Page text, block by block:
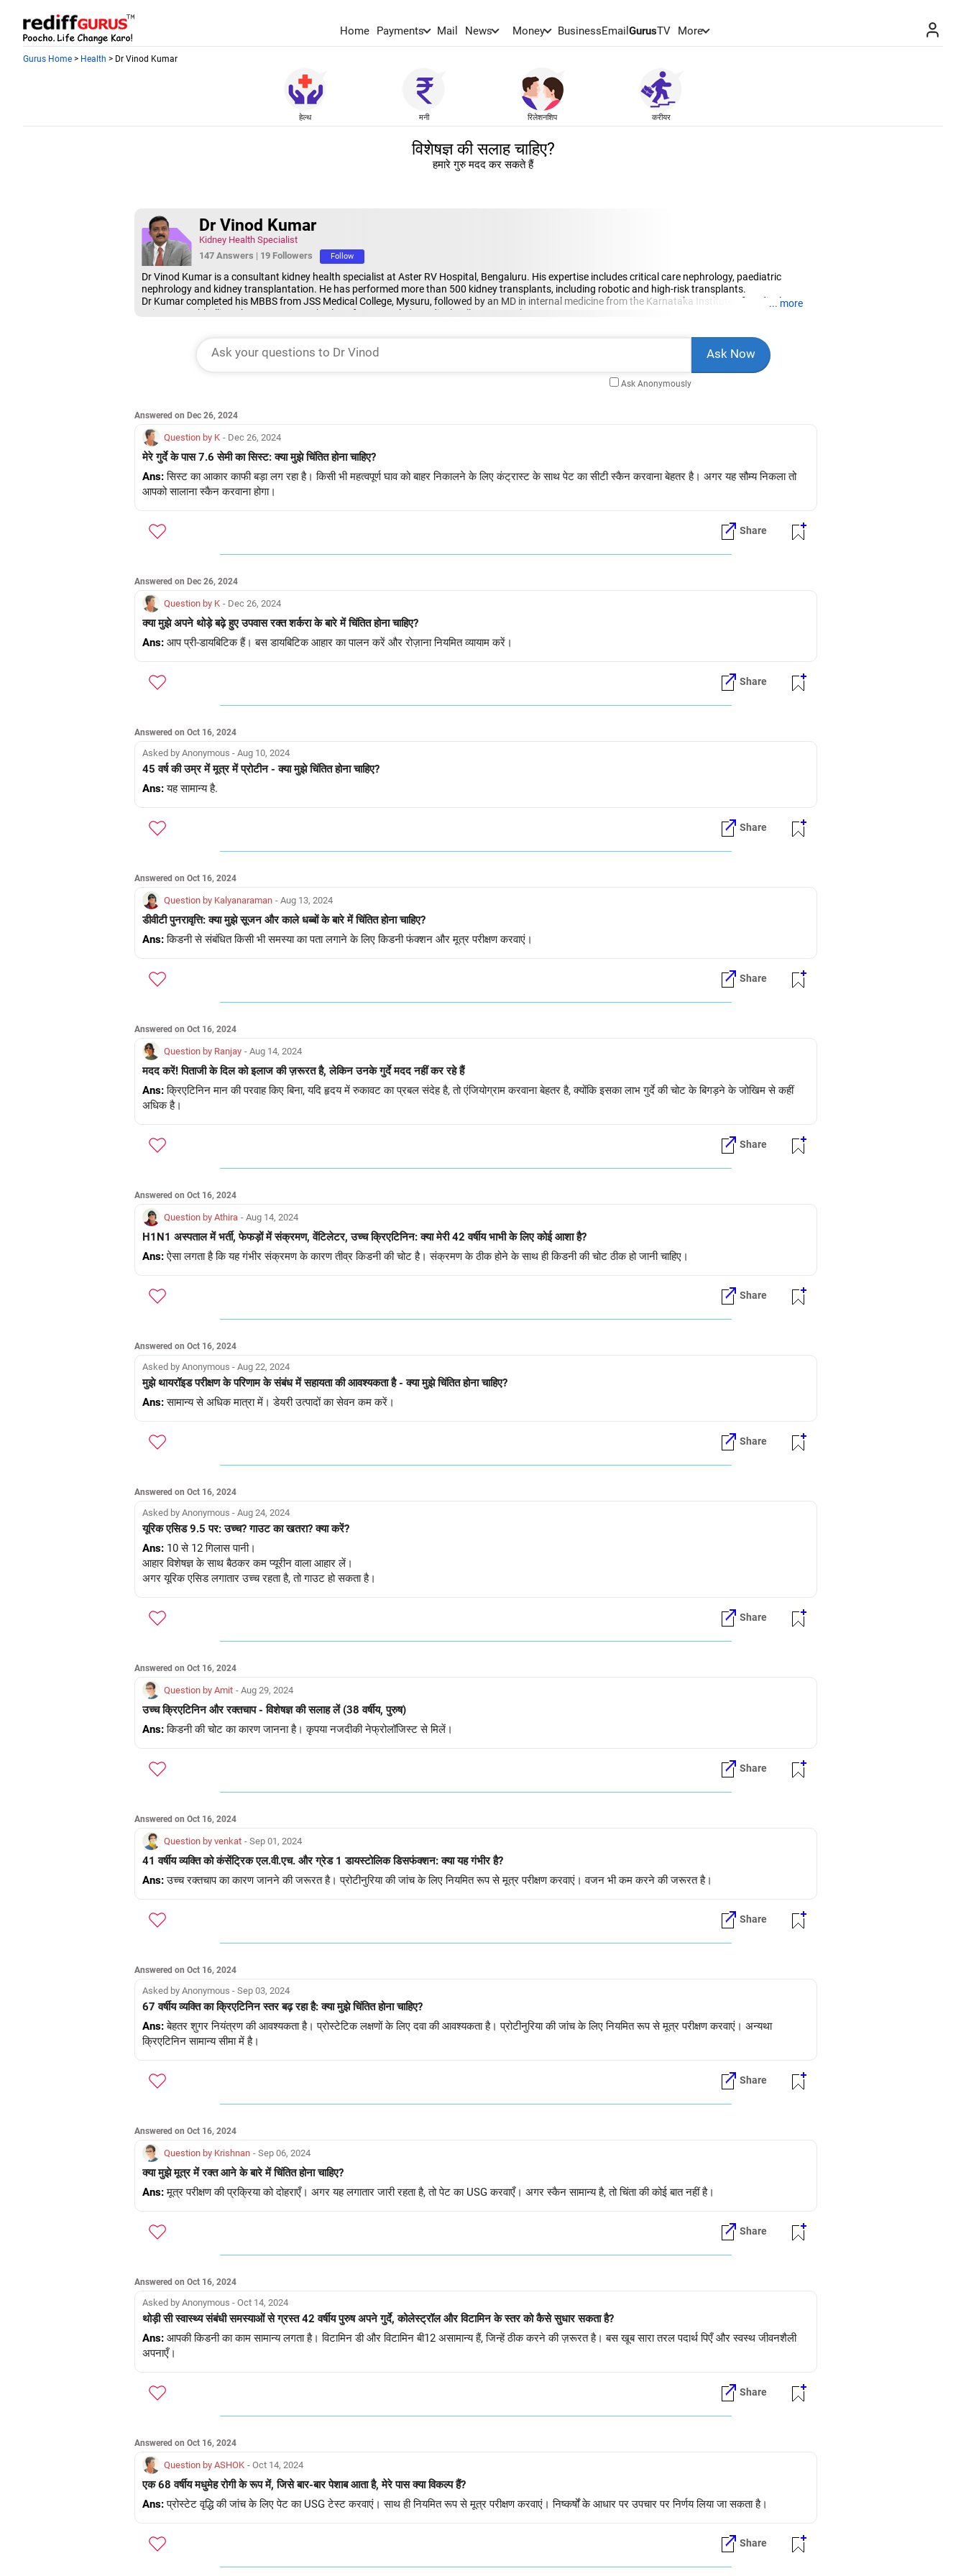
Home Payments Mail News Money BusinessEmail GurusTV More
Gurus Home > Health > Dr Vinod Kumar
हेल्थ मनी रिलेशनशिप करीयर
विशेषज्ञ की सलाह चाहिए?
हमारे गुरु मदद कर सकते हैं
Dr Vinod Kumar
Kidney Health Specialist
147 Answers | 19 Followers Follow
Dr Vinod Kumar is a consultant kidney health specialist at Aster RV Hospital, Bengaluru. His expertise includes critical care nephrology, paediatric
nephrology and kidney transplantation. He has performed more than 500 kidney transplants, including robotic and high-risk transplants.
Dr Kumar completed his MBBS from JSS Medical College, Mysuru, followed by an MD in internal medicine from the Karnataka Institute of Medical
Sciences, Hubballi. He has a DNB in nephrology from St John's Medical College, Bengaluru.
... more
Ask Anonymously
Answered on Dec 26, 2024
Question by K - Dec 26, 2024
मेरे गुर्दे के पास 7.6 सेमी का सिस्ट: क्या मुझे चिंतित होना चाहिए?
Ans:सिस्ट का आकार काफी बड़ा लग रहा है। किसी भी महत्वपूर्ण घाव को बाहर निकालने के लिए कंट्रास्ट के साथ पेट का सीटी स्कैन करवाना बेहतर है। अगर यह सौम्य निकला तो
आपको सालाना स्कैन करवाना होगा।
Share
Answered on Dec 26, 2024
Question by K - Dec 26, 2024
क्या मुझे अपने थोड़े बढ़े हुए उपवास रक्त शर्करा के बारे में चिंतित होना चाहिए?
Ans: आप प्री-डायबिटिक हैं। बस डायबिटिक आहार का पालन करें और रोज़ाना नियमित व्यायाम करें।
Share
Answered on Oct 16, 2024
Asked by Anonymous - Aug 10, 2024
45 वर्ष की उम्र में मूत्र में प्रोटीन - क्या मुझे चिंतित होना चाहिए?
Ans:यह सामान्य है.
Share
Answered on Oct 16, 2024
Question by Kalyanaraman - Aug 13, 2024
डीवीटी पुनरावृत्ति: क्या मुझे सूजन और काले धब्बों के बारे में चिंतित होना चाहिए?
Ans:किडनी से संबंधित किसी भी समस्या का पता लगाने के लिए किडनी फंक्शन और मूत्र परीक्षण करवाएं।
Share
Answered on Oct 16, 2024
Question by Ranjay - Aug 14, 2024
मदद करें! पिताजी के दिल को इलाज की ज़रूरत है, लेकिन उनके गुर्दे मदद नहीं कर रहे हैं
Ans:क्रिएटिनिन मान की परवाह किए बिना, यदि हृदय में रुकावट का प्रबल संदेह है, तो एंजियोग्राम करवाना बेहतर है, क्योंकि इसका लाभ गुर्दे की चोट के बिगड़ने के जोखिम से कहीं
अधिक है।
Share
Answered on Oct 16, 2024
Question by Athira - Aug 14, 2024
H1N1 अस्पताल में भर्ती, फेफड़ों में संक्रमण, वेंटिलेटर, उच्च क्रिएटिनिन: क्या मेरी 42 वर्षीय भाभी के लिए कोई आशा है?
Ans:ऐसा लगता है कि यह गंभीर संक्रमण के कारण तीव्र किडनी की चोट है। संक्रमण के ठीक होने के साथ ही किडनी की चोट ठीक हो जानी चाहिए।
Share
Answered on Oct 16, 2024
Asked by Anonymous - Aug 22, 2024
मुझे थायरॉइड परीक्षण के परिणाम के संबंध में सहायता की आवश्यकता है - क्या मुझे चिंतित होना चाहिए?
Ans:सामान्य से अधिक मात्रा में। डेयरी उत्पादों का सेवन कम करें।
Share
Answered on Oct 16, 2024
Asked by Anonymous - Aug 24, 2024
यूरिक एसिड 9.5 पर: उच्च? गाउट का खतरा? क्या करें?
Ans: 10 से 12 गिलास पानी।
आहार विशेषज्ञ के साथ बैठकर कम प्यूरीन वाला आहार लें।
अगर यूरिक एसिड लगातार उच्च रहता है, तो गाउट हो सकता है।
Share
Answered on Oct 16, 2024
Question by Amit - Aug 29, 2024
उच्च क्रिएटिनिन और रक्तचाप - विशेषज्ञ की सलाह लें (38 वर्षीय, पुरुष)
Ans:किडनी की चोट का कारण जानना है। कृपया नजदीकी नेफ्रोलॉजिस्ट से मिलें।
Share
Answered on Oct 16, 2024
Question by venkat - Sep 01, 2024
41 वर्षीय व्यक्ति को कंसेंट्रिक एल.वी.एच. और ग्रेड 1 डायस्टोलिक डिसफंक्शन: क्या यह गंभीर है?
Ans:उच्च रक्तचाप का कारण जानने की जरूरत है। प्रोटीनुरिया की जांच के लिए नियमित रूप से मूत्र परीक्षण करवाएं। वजन भी कम करने की जरूरत है।
Share
Answered on Oct 16, 2024
Asked by Anonymous - Sep 03, 2024
67 वर्षीय व्यक्ति का क्रिएटिनिन स्तर बढ़ रहा है: क्या मुझे चिंतित होना चाहिए?
Ans:बेहतर शुगर नियंत्रण की आवश्यकता है। प्रोस्टेटिक लक्षणों के लिए दवा की आवश्यकता है। प्रोटीनुरिया की जांच के लिए नियमित रूप से मूत्र परीक्षण करवाएं। अन्यथा
क्रिएटिनिन सामान्य सीमा में है।
Share
Answered on Oct 16, 2024
Question by Krishnan - Sep 06, 2024
क्या मुझे मूत्र में रक्त आने के बारे में चिंतित होना चाहिए?
Ans:मूत्र परीक्षण की प्रक्रिया को दोहराएँ। अगर यह लगातार जारी रहता है, तो पेट का USG करवाएँ। अगर स्कैन सामान्य है, तो चिंता की कोई बात नहीं है।
Share
Answered on Oct 16, 2024
Asked by Anonymous - Oct 14, 2024
थोड़ी सी स्वास्थ्य संबंधी समस्याओं से ग्रस्त 42 वर्षीय पुरुष अपने गुर्दे, कोलेस्ट्रॉल और विटामिन के स्तर को कैसे सुधार सकता है?
Ans: आपकी किडनी का काम सामान्य लगता है। विटामिन डी और विटामिन बी12 असामान्य हैं, जिन्हें ठीक करने की ज़रूरत है। बस खूब सारा तरल पदार्थ पिएँ और स्वस्थ जीवनशैली
अपनाएँ।
Share
Answered on Oct 16, 2024
Question by ASHOK - Oct 14, 2024
एक 68 वर्षीय मधुमेह रोगी के रूप में, जिसे बार-बार पेशाब आता है, मेरे पास क्या विकल्प हैं?
Ans:प्रोस्टेट वृद्धि की जांच के लिए पेट का USG टेस्ट करवाएं। साथ ही नियमित रूप से मूत्र परीक्षण करवाएं। निष्कर्षों के आधार पर उपचार पर निर्णय लिया जा सकता है।
Share